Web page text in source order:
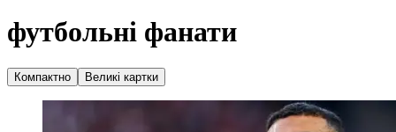
футбольні фанати
Компактно Великі картки